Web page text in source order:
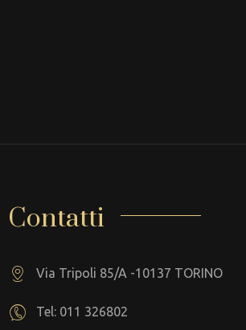
Contatti
Via Tripoli 85/A -10137 TORINO
Tel: 011 326802